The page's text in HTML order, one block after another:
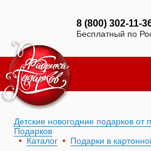
8 (800) 302-11-
Бесплатный по
Детские новогодние подарков от
Подарков
Каталог
Подарки в